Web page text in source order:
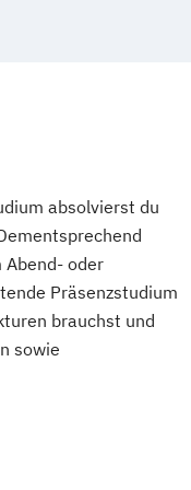
absolvierst du
Abend- oder
Präsenzstudium
brauchst und
sowie